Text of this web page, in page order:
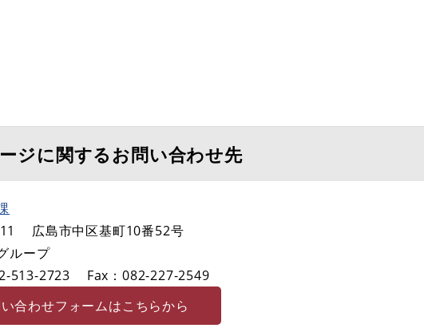
ジに関するお問い合わせ先
広島市中区基町10番52号
ループ
513-2723
Fax：082-227-2549
合わせフォームはこちらから